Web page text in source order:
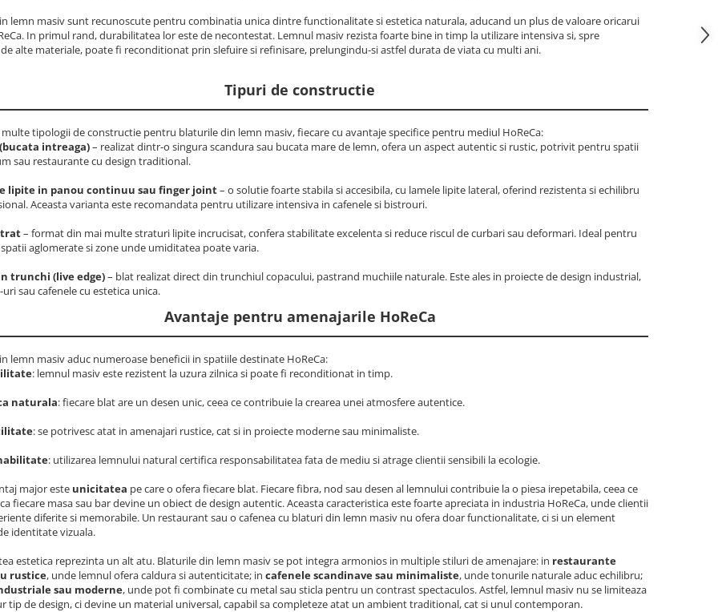
lemn masiv sunt recunoscute pentru combinatia unica dintre functionalitate si estetica naturala, aducand un plus de valoare oricarui
In primul rand, durabilitatea lor este de necontestat. Lemnul masiv rezista foarte bine in timp la utilizare intensiva si, spre
alte materiale, poate fi reconditionat prin slefuire si refinisare, prelungindu-si astfel durata de viata cu multi ani.
Tipuri de constructie
multe tipologii de constructie pentru blaturile din lemn masiv, fiecare cu avantaje specifice pentru mediul HoReCa:
intreaga)– realizat dintr-o singura scandura sau bucata mare de lemn, ofera un aspect autentic si rustic, potrivit pentru spatii
sau restaurante cu design traditional.
lipite in panou continuu sau finger joint– o solutie foarte stabila si accesibila, cu lamele lipite lateral, oferind rezistenta si echilibru
Aceasta varianta este recomandata pentru utilizare intensiva in cafenele si bistrouri.
– format din mai multe straturi lipite incrucisat, confera stabilitate excelenta si reduce riscul de curbari sau deformari. Ideal pentru
aglomerate si zone unde umiditatea poate varia.
trunchi (live edge)– blat realizat direct din trunchiul copacului, pastrand muchiile naturale. Este ales in proiecte de design industrial,
sau cafenele cu estetica unica.
Avantaje pentru amenajarile HoReCa
lemn masiv aduc numeroase beneficii in spatiile destinate HoReCa:
: lemnul masiv este rezistent la uzura zilnica si poate fi reconditionat in timp.
naturala: fiecare blat are un desen unic, ceea ce contribuie la crearea unei atmosfere autentice.
: se potrivesc atat in amenajari rustice, cat si in proiecte moderne sau minimaliste.
: utilizarea lemnului natural certifica responsabilitatea fata de mediu si atrage clientii sensibili la ecologie.
major este unicitatea pe care o ofera fiecare blat. Fiecare fibra, nod sau desen al lemnului contribuie la o piesa irepetabila, ceea ce
fiecare masa sau bar devine un obiect de design autentic. Aceasta caracteristica este foarte apreciata in industria HoReCa, unde clientii
diferite si memorabile. Un restaurant sau o cafenea cu blaturi din lemn masiv nu ofera doar functionalitate, ci si un element
identitate vizuala.
estetica reprezinta un alt atu. Blaturile din lemn masiv se pot integra armonios in multiple stiluri de amenajare: in restaurante
rustice, unde lemnul ofera caldura si autenticitate; in cafenele scandinave sau minimaliste, unde tonurile naturale aduc echilibru;
sau moderne, unde pot fi combinate cu metal sau sticla pentru un contrast spectaculos. Astfel, lemnul masiv nu se limiteaza
tip de design, ci devine un material universal, capabil sa completeze atat un ambient traditional, cat si unul contemporan.